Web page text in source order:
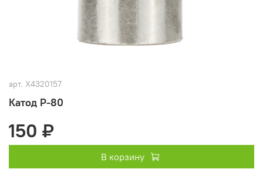
арт. X4320157
Катод Р-80
150 ₽
В корзину